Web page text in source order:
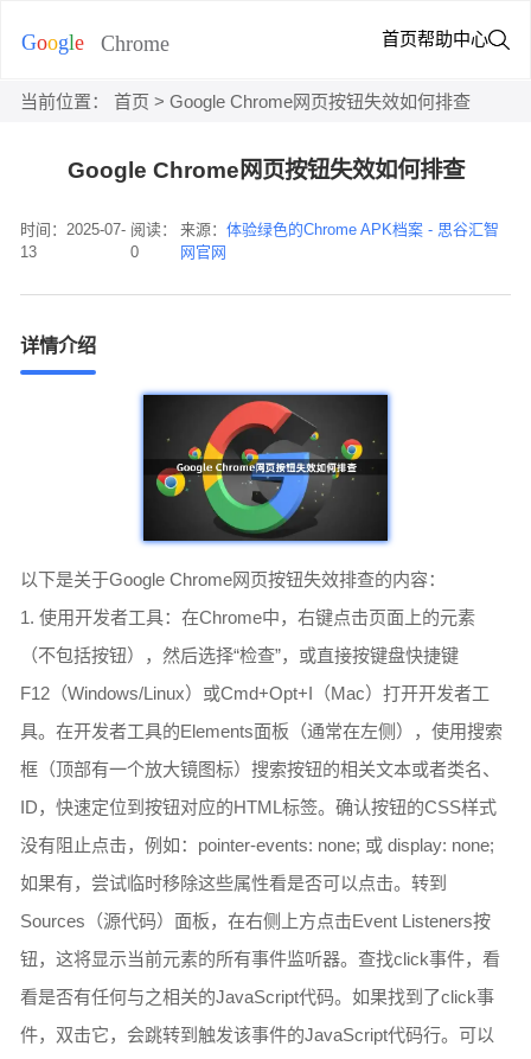
首页帮助中心
当前位置： 首页 > Google Chrome网页按钮失效如何排查
Google Chrome网页按钮失效如何排查
时间：2025-07-
13
阅读：
0
来源：体验绿色的Chrome APK档案 - 思谷汇智
网官网
详情介绍
以下是关于Google Chrome网页按钮失效排查的内容：
1. 使用开发者工具：在Chrome中，右键点击页面上的元素
（不包括按钮），然后选择“检查”，或直接按键盘快捷键
F12（Windows/Linux）或Cmd+Opt+I（Mac）打开开发者工
具。在开发者工具的Elements面板（通常在左侧），使用搜索
框（顶部有一个放大镜图标）搜索按钮的相关文本或者类名、
ID，快速定位到按钮对应的HTML标签。确认按钮的CSS样式
没有阻止点击，例如：pointer-events: none; 或 display: none;
如果有，尝试临时移除这些属性看是否可以点击。转到
Sources（源代码）面板，在右侧上方点击Event Listeners按
钮，这将显示当前元素的所有事件监听器。查找click事件，看
看是否有任何与之相关的JavaScript代码。如果找到了click事
件，双击它，会跳转到触发该事件的JavaScript代码行。可以